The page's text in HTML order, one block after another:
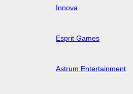
Innova
Esprit Games
Astrum Entertainment